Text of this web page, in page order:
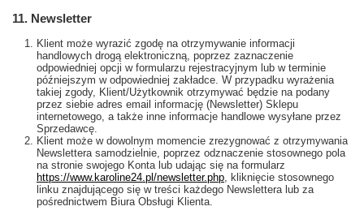
11. Newsletter
Klient może wyrazić zgodę na otrzymywanie informacji
handlowych drogą elektroniczną, poprzez zaznaczenie
odpowiedniej opcji w formularzu rejestracyjnym lub w terminie
późniejszym w odpowiedniej zakładce. W przypadku wyrażenia
takiej zgody, Klient/Użytkownik otrzymywać będzie na podany
przez siebie adres email informację (Newsletter) Sklepu
internetowego, a także inne informacje handlowe wysyłane przez
Sprzedawcę.
Klient może w dowolnym momencie zrezygnować z otrzymywania
Newslettera samodzielnie, poprzez odznaczenie stosownego pola
na stronie swojego Konta lub udając się na formularz
https://www.karoline24.pl/newsletter.php, kliknięcie stosownego
linku znajdującego się w treści każdego Newslettera lub za
pośrednictwem Biura Obsługi Klienta.